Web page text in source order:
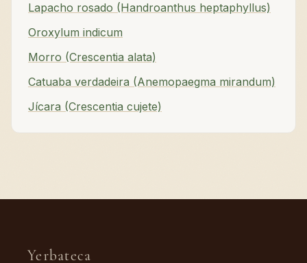
Lapacho rosado (Handroanthus heptaphyllus)
Oroxylum indicum
Morro (Crescentia alata)
Catuaba verdadeira (Anemopaegma mirandum)
Jícara (Crescentia cujete)
Yerbateca